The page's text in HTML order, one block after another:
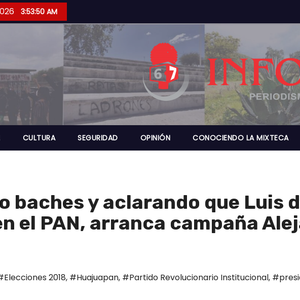
3:53:51 AM
CULTURA SEGURIDAD OPINIÓN CONOCIENDO LA MIXTECA
baches y aclarando que Luis
el PAN, arranca campaña
2018, #Huajuapan, #Partido Revolucionario Institucional,